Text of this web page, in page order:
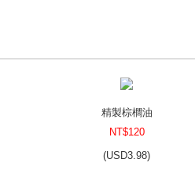
精製棕櫚油
NT$120
(USD3.98)